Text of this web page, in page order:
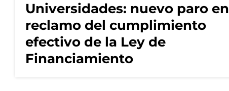
Universidades: nuevo paro en
reclamo del cumplimiento
efectivo de la Ley de
Financiamiento